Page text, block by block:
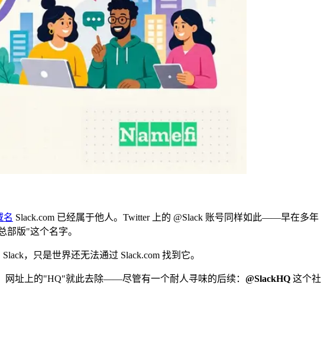
名 Slack.com 已经属于他人。Twitter 上的 @Slack 账号同样如此——早在多年
部版"这个名字。
，只是世界还无法通过 Slack.com 找到它。
网址上的"HQ"就此去除——尽管有一个耐人寻味的后续： @SlackHQ 这个社